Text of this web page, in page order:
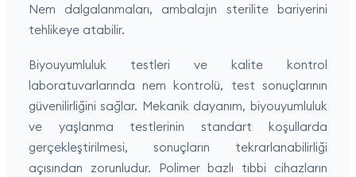
Nem dalgalanmaları, ambalajın sterilite bariyerini
tehlikeye atabilir.
Biyouyumluluk testleri ve kalite kontrol
laboratuvarlarında nem kontrolü, test sonuçlarının
güvenilirliğini sağlar. Mekanik dayanım, biyouyumluluk
ve yaşlanma testlerinin standart koşullarda
gerçekleştirilmesi, sonuçların tekrarlanabilirliği
açısından zorunludur. Polimer bazlı tıbbi cihazların